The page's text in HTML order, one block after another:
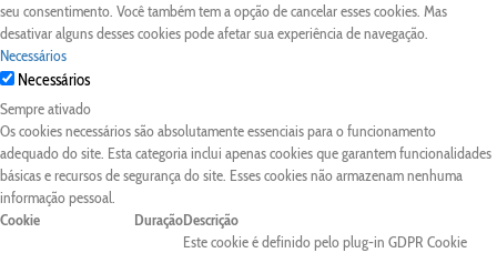
seu consentimento. Você também tem a opção de cancelar esses cookies. Mas
desativar alguns desses cookies pode afetar sua experiência de navegação.
Necessários
Necessários
Sempre ativado
Os cookies necessários são absolutamente essenciais para o funcionamento
adequado do site. Esta categoria inclui apenas cookies que garantem funcionalidades
básicas e recursos de segurança do site. Esses cookies não armazenam nenhuma
informação pessoal.
Cookie
DuraçãoDescrição
Este cookie é definido pelo plug-in GDPR Cookie